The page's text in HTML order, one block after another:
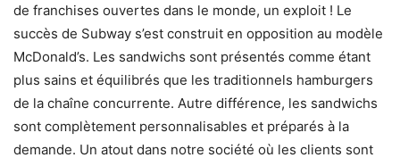
de franchises ouvertes dans le monde, un exploit ! Le
succès de Subway s’est construit en opposition au modèle
McDonald’s. Les sandwichs sont présentés comme étant
plus sains et équilibrés que les traditionnels hamburgers
de la chaîne concurrente. Autre différence, les sandwichs
sont complètement personnalisables et préparés à la
demande. Un atout dans notre société où les clients sont